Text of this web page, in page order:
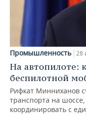
Промышленность 28
На автопилоте:
беспилотной
Рифкат Минниханов
транспорта на
координировать с